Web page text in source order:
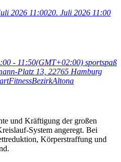
2026 11:0020. Juli 2026 11:00
- 11:50(GMT+02:00) sportspaß
Platz 13, 22765 Hamburg
FitnessBezirkAltona
und Kräftigung der großen
System angeregt. Bei
Körperstraffung und